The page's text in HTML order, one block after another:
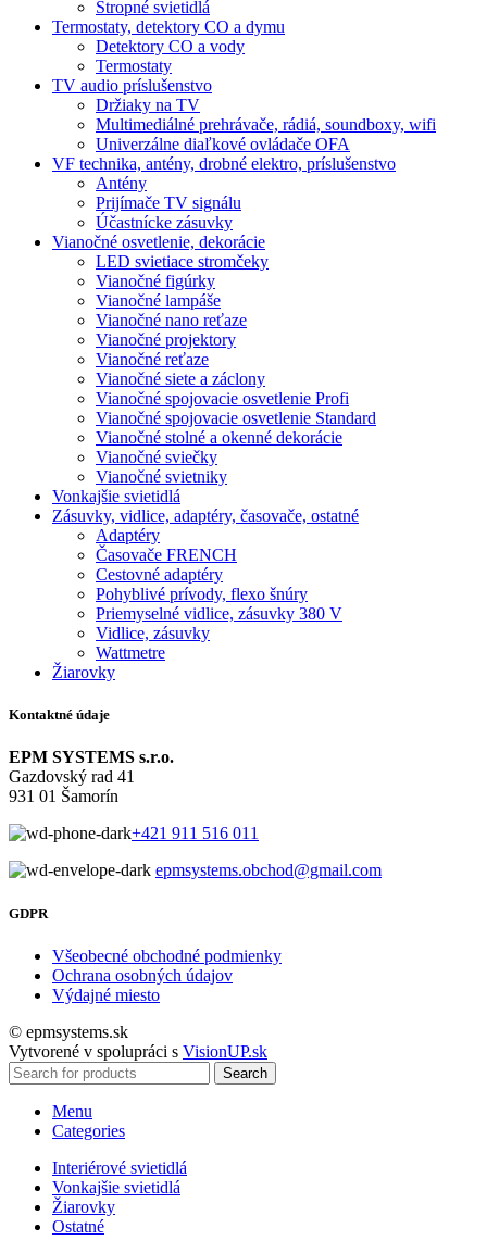
Stropné svietidlá
Termostaty, detektory CO a dymu
Detektory CO a vody
Termostaty
TV audio príslušenstvo
Držiaky na TV
Multimediálné prehrávače, rádiá, soundboxy, wifi
Univerzálne diaľkové ovládače OFA
VF technika, antény, drobné elektro, príslušenstvo
Antény
Prijímače TV signálu
Účastnícke zásuvky
Vianočné osvetlenie, dekorácie
LED svietiace stromčeky
Vianočné figúrky
Vianočné lampáše
Vianočné nano reťaze
Vianočné projektory
Vianočné reťaze
Vianočné siete a záclony
Vianočné spojovacie osvetlenie Profi
Vianočné spojovacie osvetlenie Standard
Vianočné stolné a okenné dekorácie
Vianočné sviečky
Vianočné svietniky
Vonkajšie svietidlá
Zásuvky, vidlice, adaptéry, časovače, ostatné
Adaptéry
Časovače FRENCH
Cestovné adaptéry
Pohyblivé prívody, flexo šnúry
Priemyselné vidlice, zásuvky 380 V
Vidlice, zásuvky
Wattmetre
Žiarovky
Kontaktné údaje
EPM SYSTEMS s.r.o.
Gazdovský rad 41
931 01 Šamorín
+421 911 516 011
epmsystems.obchod@gmail.com
GDPR
Všeobecné obchodné podmienky
Ochrana osobných údajov
Výdajné miesto
© epmsystems.sk
Vytvorené v spolupráci s VisionUP.sk
Search
Menu
Categories
Interiérové svietidlá
Vonkajšie svietidlá
Žiarovky
Ostatné